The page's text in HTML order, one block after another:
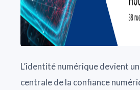
L’identité numérique devient
centrale de la confiance